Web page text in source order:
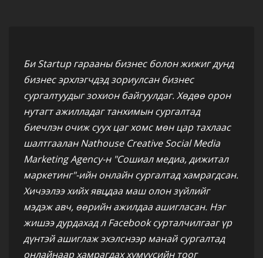
Би Startup гарааны бизнес болон жижиг дунд
бизнес эрхлэгчдэд зориулсан бизнес
сургалтуудыг зохион байгуулдаг. Хөдөө орон
нутагт ажилладаг танхимын сургалтад
биечлэн очиж суух цаг хомс мөн цар тахлаас
шалтгаалан Nathouse Creative Social Media
Marketing Agency-н "Сошиал медиа, дижитал
маркетинг"-ийн онлайн сургалтад хамрагдсан.
Хичээлээ хийх явцдаа маш олон зүйлийг
мэдэж авч, өөрийн ажилдаа ашигласан. Нэг
жишээ дурдахад л Facebook сурталчилгааг үр
дүнтэй ашиглаж эхэлснээр манай сургалтад
онлайнаар хамрагдах хүмүүсийн тоог